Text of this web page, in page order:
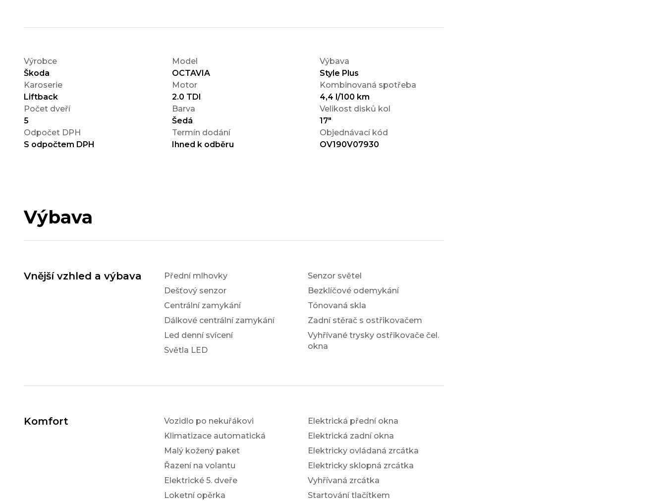
Výrobce
Škoda
Model
OCTAVIA
Výbava
Style Plus
Karoserie
Liftback
Motor
2.0 TDI
Kombinovaná spotřeba
4,4 l/100 km
Počet dveří
5
Barva
Šedá
Velikost disků kol
17"
Odpočet DPH
S odpočtem DPH
Termín dodání
Ihned k odběru
Objednávací kód
OV190V07930
Výbava
Vnější vzhled a výbava
Přední mlhovky
Dešťový senzor
Centrální zamykání
Dálkové centrální zamykání
Led denní svícení
Světla LED
Senzor světel
Bezklíčové odemykání
Tónovaná skla
Zadní stěrač s ostřikovačem
Vyhřívané trysky ostřikovače čel.
okna
Komfort
Vozidlo po nekuřákovi
Klimatizace automatická
Malý kožený paket
Řazení na volantu
Elektrické 5. dveře
Loketní opěrka
Elektrická přední okna
Elektrická zadní okna
Elektricky ovládaná zrcátka
Elektricky sklopná zrcátka
Vyhřívaná zrcátka
Startování tlačítkem